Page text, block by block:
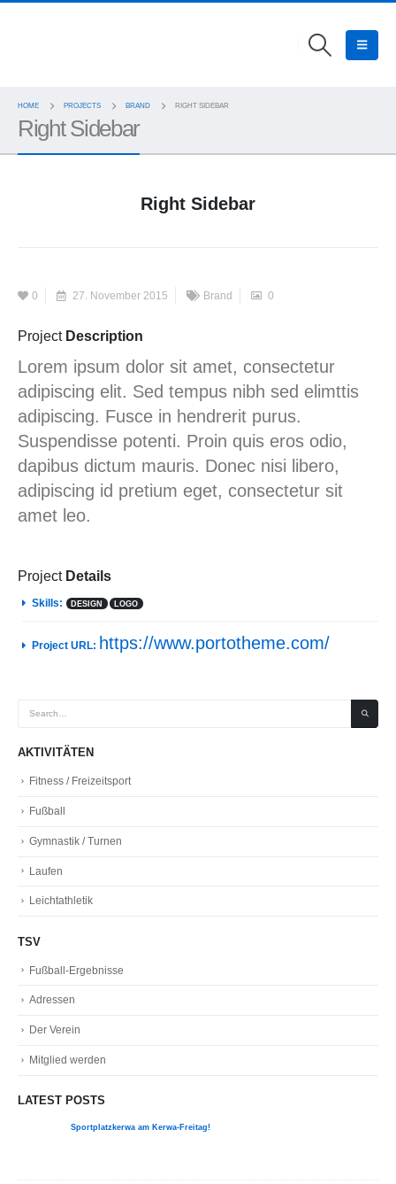
HOME PROJECTS BRAND RIGHT SIDEBAR
Right Sidebar
Right Sidebar
0 27. November 2015 Brand 0
Project Description
Lorem ipsum dolor sit amet, consectetur
adipiscing elit. Sed tempus nibh sed elimttis
adipiscing. Fusce in hendrerit purus.
Suspendisse potenti. Proin quis eros odio,
dapibus dictum mauris. Donec nisi libero,
adipiscing id pretium eget, consectetur sit
amet leo.
Project Details
Skills: DESIGN LOGO
Project URL: https://www.portotheme.com/
AKTIVITÄTEN
Fitness / Freizeitsport
Fußball
Gymnastik / Turnen
Laufen
Leichtathletik
TSV
Fußball-Ergebnisse
Adressen
Der Verein
Mitglied werden
LATEST POSTS
Sportplatzkerwa am Kerwa-Freitag!